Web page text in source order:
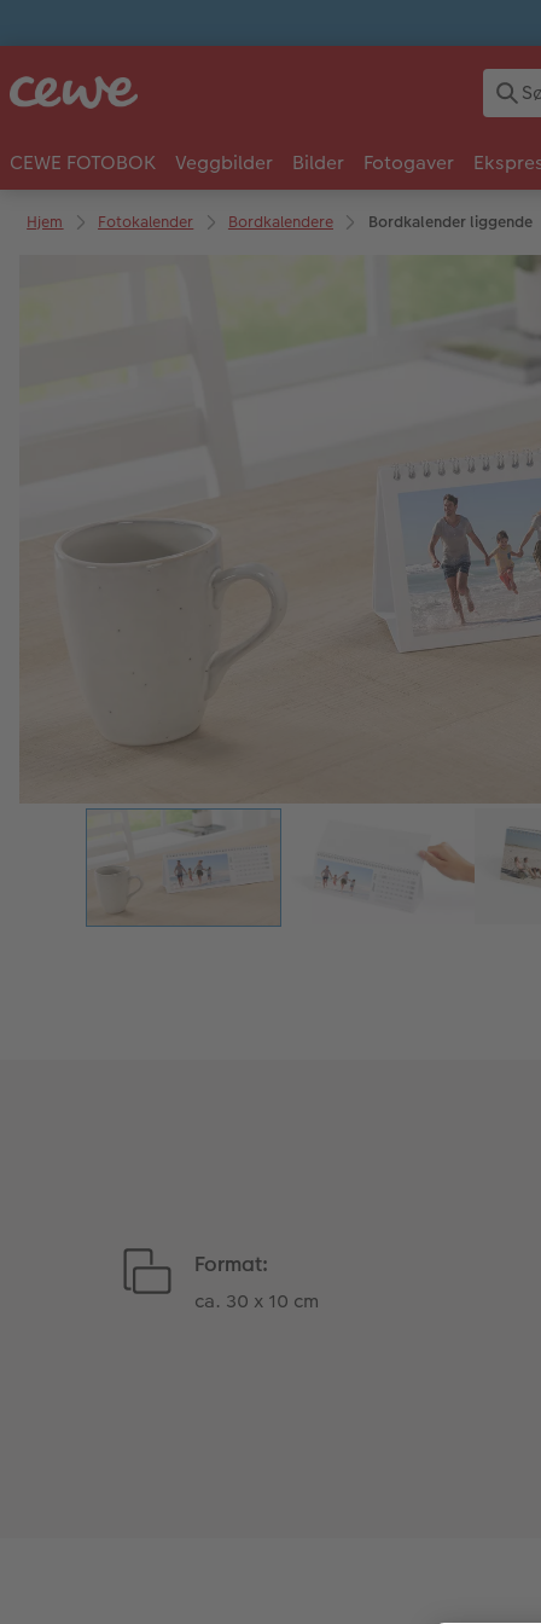
CEWE FOTOBOK Veggbilder Bilder Fotogaver
Hjem Fotokalender Bordkalendere Bordkalender liggende
Format:
ca. 30 x 10 cm